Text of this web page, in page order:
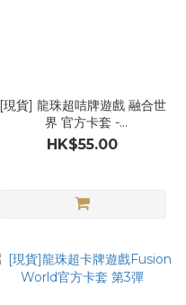
[現貨] 龍珠超咭牌遊戲 融合世
界 官方卡套 -
ILLUSTRATIONS-
HK$55.00